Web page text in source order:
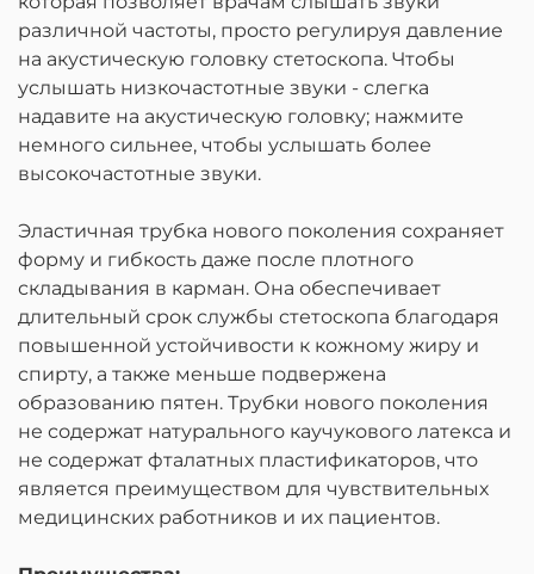
различной частоты, просто регулируя давление
на акустическую головку стетоскопа. Чтобы
услышать низкочастотные звуки - слегка
надавите на акустическую головку; нажмите
немного сильнее, чтобы услышать более
высокочастотные звуки.
Эластичная трубка нового поколения сохраняет
форму и гибкость даже после плотного
складывания в карман. Она обеспечивает
длительный срок службы стетоскопа благодаря
повышенной устойчивости к кожному жиру и
спирту, а также меньше подвержена
образованию пятен. Трубки нового поколения
не содержат натурального каучукового латекса и
не содержат фталатных пластификаторов, что
является преимуществом для чувствительных
медицинских работников и их пациентов.